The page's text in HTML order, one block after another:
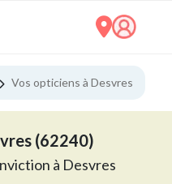
Vos opticiens à Desvres
(62240)
à Desvres